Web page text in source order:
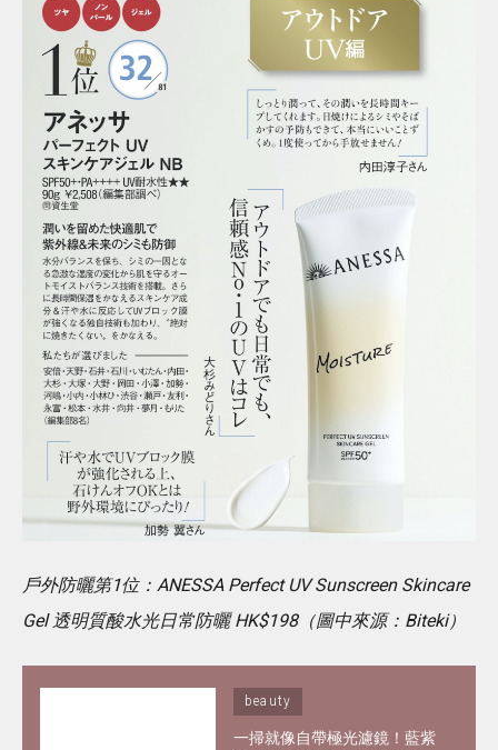
戶外防曬第1位：ANESSA Perfect UV Sunscreen Skincare
Gel 透明質酸水光日常防曬 HK$198（圖中來源：Biteki）
beauty
一掃就像自帶極光濾鏡！藍紫